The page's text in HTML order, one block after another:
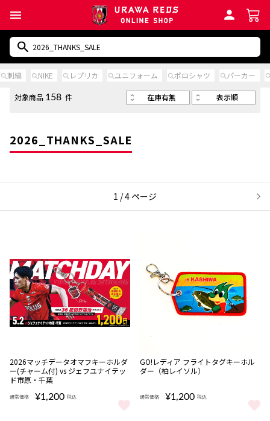
刺繍 NIKE レプリカ ユニフォーム ポロシャツ パーカー
2026_THANKS_SALE
対象商品 158 件 在庫有無 表示順
1 / 4 ページ 次
2026マッチデータオマフキーホルダ
ー(チャーム付) vs ジェフユナイテッ
ド市原・千葉
通常価格 ¥1,200 税込
2026マッチデータオマフキーホルダー(チャーム付) vs ジェフユナ
GO!レディア フライトタグキーホル
ダー（柏レイソル）
通常価格 ¥1,200 税込
GO!レディア フライトタグキー